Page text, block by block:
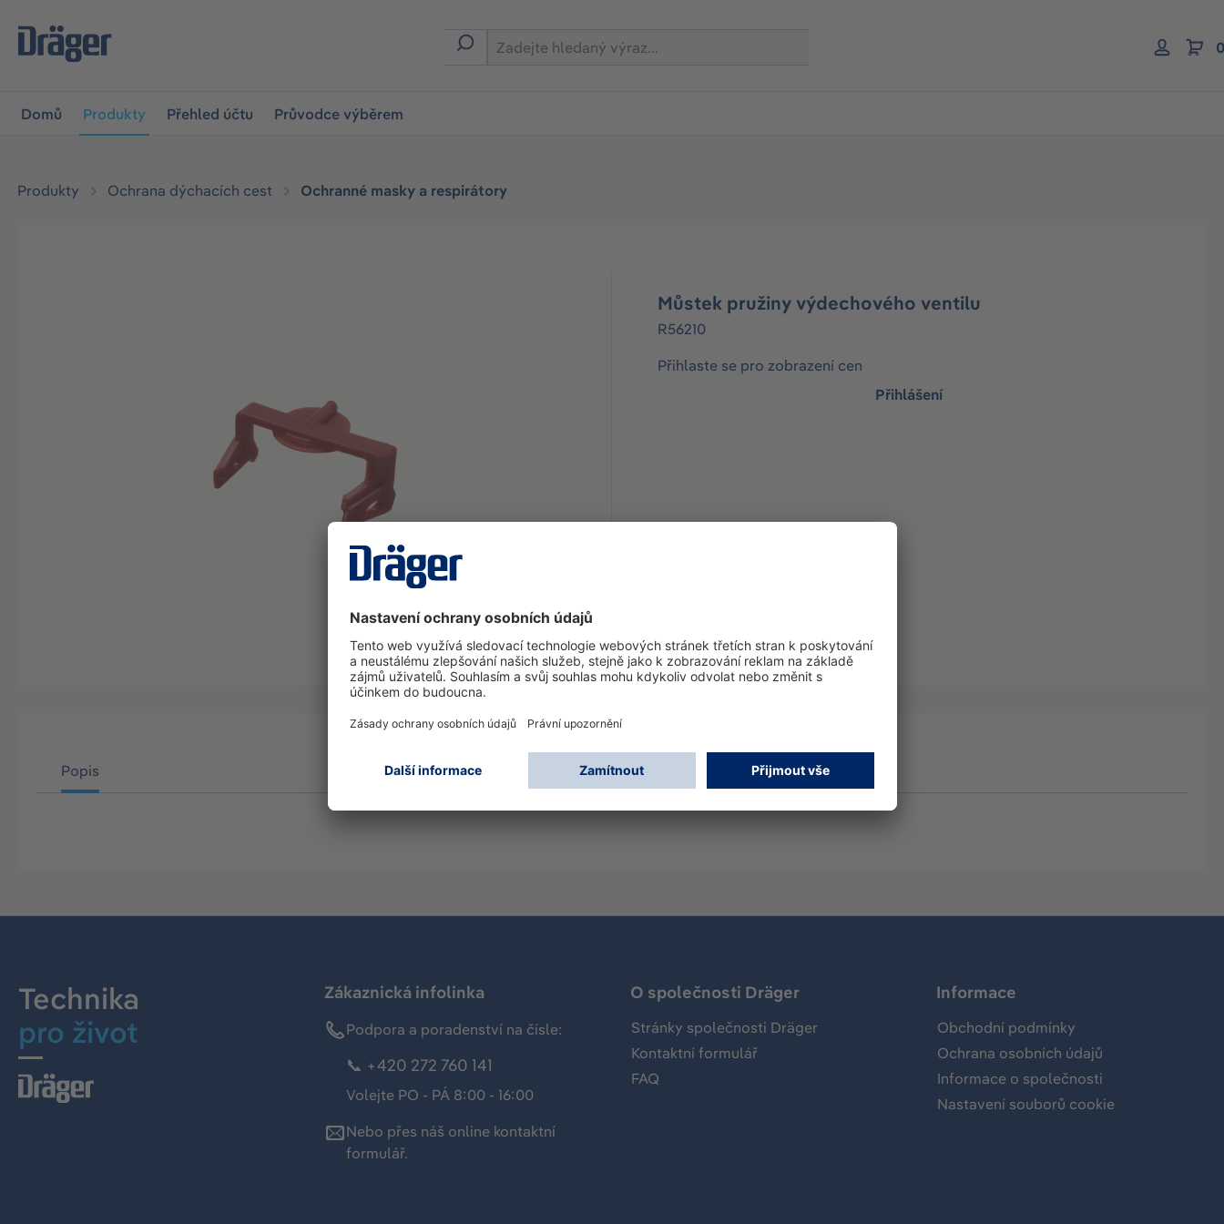
na hlavní navigaci
Domů Produkty Přehled účtu Průvodce výběrem
Produkty Ochrana dýchacích cest Ochranné masky a respirátory
Můstek pružiny výdechového ventilu
R56210
Přihlaste se pro zobrazení cen
Přihlášení
Popis
Technika
pro život
Zákaznická infolinka
Podpora a poradenství na čísle:
📞 +420 272 760 141
Volejte PO - PÁ 8:00 - 16:00
Nebo přes náš online kontaktní
formulář.
O společnosti Dräger
Stránky společnosti Dräger
Kontaktní formulář
FAQ
Informace
Obchodní podmínky
Ochrana osobních údajů
Informace o společnosti
Nastavení souborů cookie